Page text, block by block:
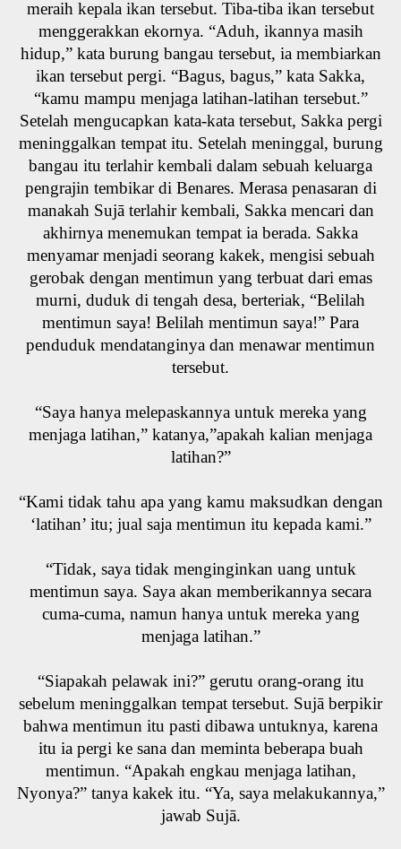
meraih kepala ikan tersebut. Tiba-tiba ikan tersebut
menggerakkan ekornya. “Aduh, ikannya masih
hidup,” kata burung bangau tersebut, ia membiarkan
ikan tersebut pergi. “Bagus, bagus,” kata Sakka,
“kamu mampu menjaga latihan-latihan tersebut.”
Setelah mengucapkan kata-kata tersebut, Sakka pergi
meninggalkan tempat itu. Setelah meninggal, burung
bangau itu terlahir kembali dalam sebuah keluarga
pengrajin tembikar di Benares. Merasa penasaran di
manakah Sujā terlahir kembali, Sakka mencari dan
akhirnya menemukan tempat ia berada. Sakka
menyamar menjadi seorang kakek, mengisi sebuah
gerobak dengan mentimun yang terbuat dari emas
murni, duduk di tengah desa, berteriak, “Belilah
mentimun saya! Belilah mentimun saya!” Para
penduduk mendatanginya dan menawar mentimun
tersebut.
“Saya hanya melepaskannya untuk mereka yang
menjaga latihan,” katanya,”apakah kalian menjaga
latihan?”
“Kami tidak tahu apa yang kamu maksudkan dengan
‘latihan’ itu; jual saja mentimun itu kepada kami.”
“Tidak, saya tidak menginginkan uang untuk
mentimun saya. Saya akan memberikannya secara
cuma-cuma, namun hanya untuk mereka yang
menjaga latihan.”
“Siapakah pelawak ini?” gerutu orang-orang itu
sebelum meninggalkan tempat tersebut. Sujā berpikir
bahwa mentimun itu pasti dibawa untuknya, karena
itu ia pergi ke sana dan meminta beberapa buah
mentimun. “Apakah engkau menjaga latihan,
Nyonya?” tanya kakek itu. “Ya, saya melakukannya,”
jawab Sujā.